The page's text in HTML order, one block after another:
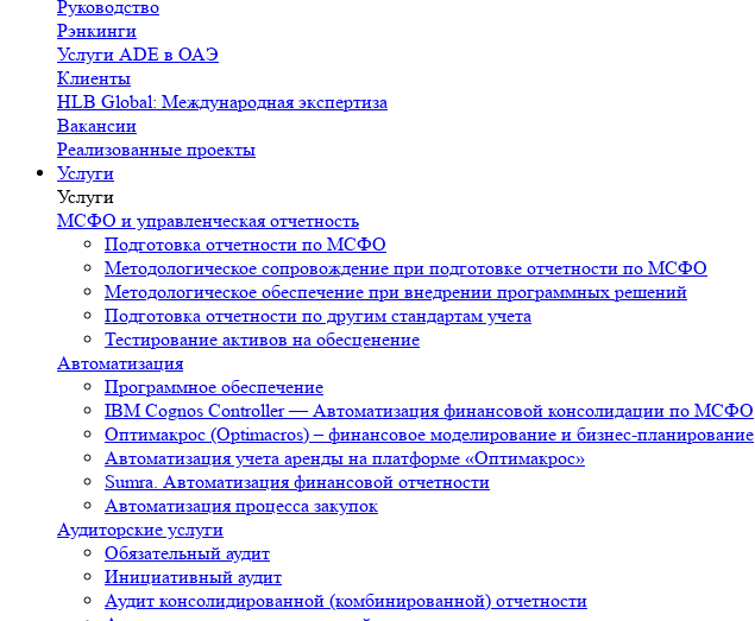
Руководство
Рэнкинги
Услуги ADE в ОАЭ
Клиенты
HLB Global: Международная экспертиза
Вакансии
Реализованные проекты
Услуги
Услуги
МСФО и управленческая отчетность
Подготовка отчетности по МСФО
Методологическое сопровождение при подготовке отчетности по МСФО
Методологическое обеспечение при внедрении программных решений
Подготовка отчетности по другим стандартам учета
Тестирование активов на обесценение
Автоматизация
Программное обеспечение
IBM Cognos Controller — Автоматизация финансовой консолидации по МСФО
Оптимакрос (Optimacros) – финансовое моделирование и бизнес-планирование
Автоматизация учета аренды на платформе «Оптимакрос»
Sumra. Автоматизация финансовой отчетности
Автоматизация процесса закупок
Аудиторские услуги
Обязательный аудит
Инициативный аудит
Аудит консолидированной (комбинированной) отчетности